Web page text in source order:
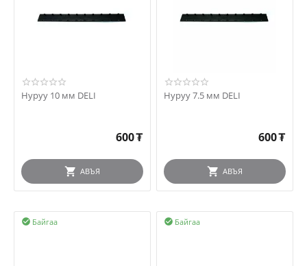
Нуруу 10 мм DELI
600₮
АВЪЯ
Нуруу 7.5 мм DELI
600₮
АВЪЯ
Байгаа
 Байгаа
